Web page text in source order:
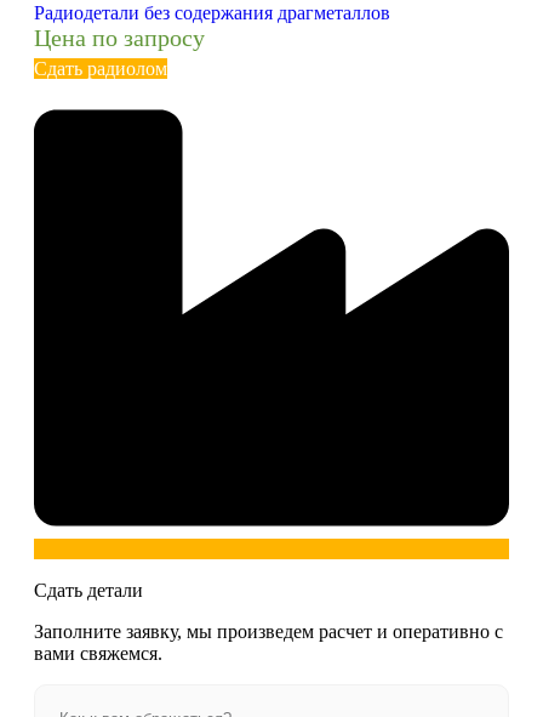
Радиодетали без содержания драгметаллов
Цена по запросу
Сдать радиолом
Сдать детали
Заполните заявку, мы произведем расчет и оперативно с
вами свяжемся.